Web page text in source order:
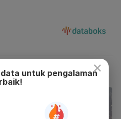
×
untuk pengalaman